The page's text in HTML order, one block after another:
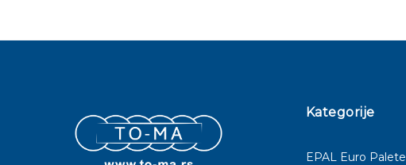
Kategorije
EPAL Euro Palete